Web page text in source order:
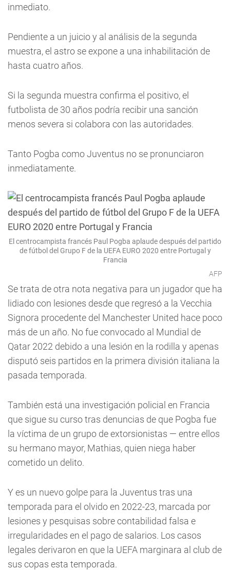
inmediato.
Pendiente a un juicio y al análisis de la segunda
muestra, el astro se expone a una inhabilitación de
hasta cuatro años.
Si la segunda muestra confirma el positivo, el
futbolista de 30 años podría recibir una sanción
menos severa si colabora con las autoridades.
Tanto Pogba como Juventus no se pronunciaron
inmediatamente.
El centrocampista francés Paul Pogba aplaude después del partido
de fútbol del Grupo F de la UEFA EURO 2020 entre Portugal y
Francia
AFP
Se trata de otra nota negativa para un jugador que ha
lidiado con lesiones desde que regresó a la Vecchia
Signora procedente del Manchester United hace poco
más de un año. No fue convocado al Mundial de
Qatar 2022 debido a una lesión en la rodilla y apenas
disputó seis partidos en la primera división italiana la
pasada temporada.
También está una investigación policial en Francia
que sigue su curso tras denuncias de que Pogba fue
la víctima de un grupo de extorsionistas — entre ellos
su hermano mayor, Mathias, quien niega haber
cometido un delito.
Y es un nuevo golpe para la Juventus tras una
temporada para el olvido en 2022-23, marcada por
lesiones y pesquisas sobre contabilidad falsa e
irregularidades en el pago de salarios. Los casos
legales derivaron en que la UEFA marginara al club de
sus copas esta temporada.